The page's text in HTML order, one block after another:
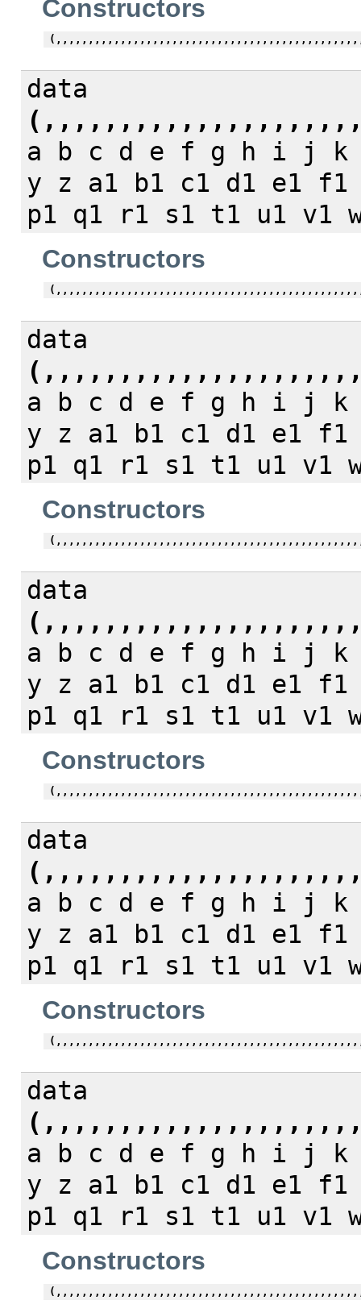
Constructors
data
a b c d e f g h i j k
y z a1 b1 c1 d1 e1
p1 q1 r1 s1 t1 u1 v1
Constructors
data
a b c d e f g h i j k
y z a1 b1 c1 d1 e1
p1 q1 r1 s1 t1 u1 v1
Constructors
data
a b c d e f g h i j k
y z a1 b1 c1 d1 e1
p1 q1 r1 s1 t1 u1 v1
Constructors
data
a b c d e f g h i j k
y z a1 b1 c1 d1 e1
p1 q1 r1 s1 t1 u1 v1
Constructors
data
a b c d e f g h i j k
y z a1 b1 c1 d1 e1
p1 q1 r1 s1 t1 u1 v1
Constructors